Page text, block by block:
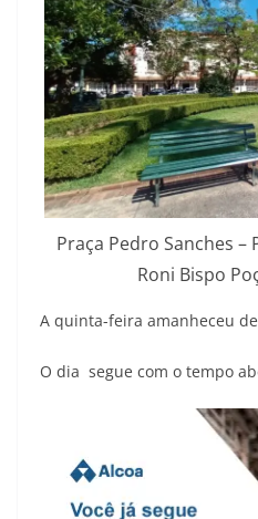
Praça Pedro Sanches –
Roni Bispo
A quinta-feira amanheceu
O dia segue com o tempo